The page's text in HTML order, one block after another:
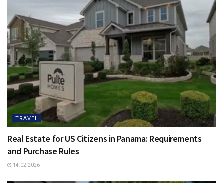
TRAVEL
Real Estate for US Citizens in Panama: Requirements
and Purchase Rules
14.02.2026